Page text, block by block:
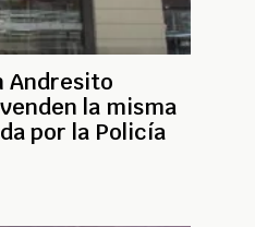
Andresito
la misma
por la Policía